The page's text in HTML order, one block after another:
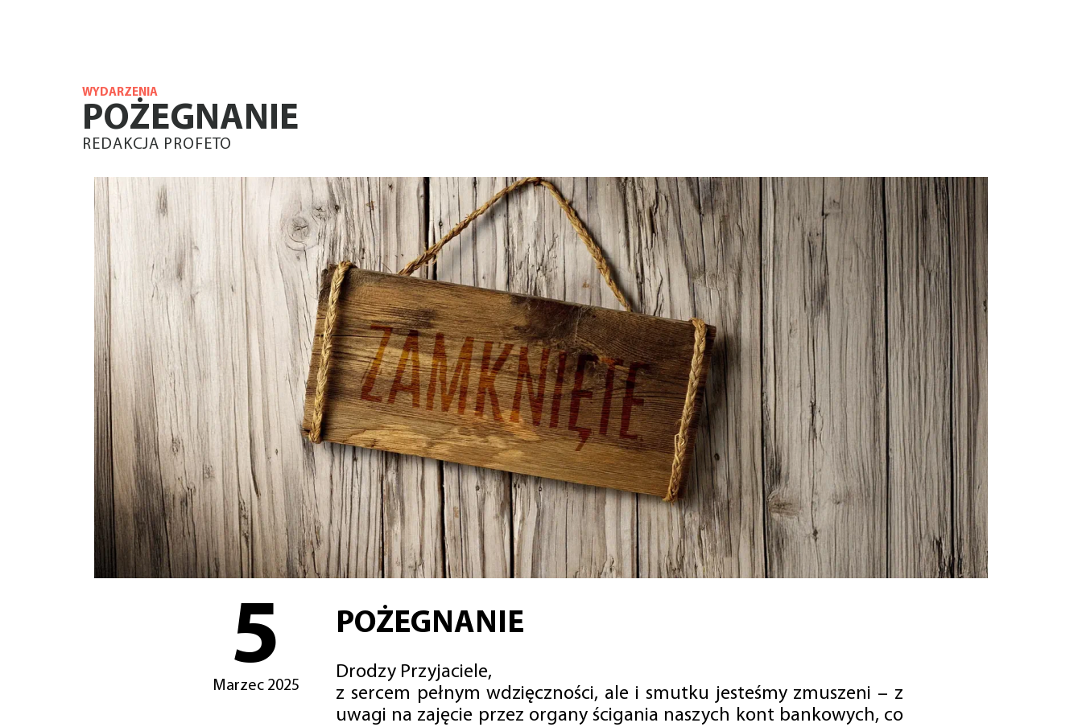
WYDARZENIA
POŻEGNANIE
REDAKCJA PROFETO
5
Marzec 2025
POŻEGNANIE
Drodzy Przyjaciele,
z sercem pełnym wdzięczności, ale i smutku jesteśmy zmuszeni – z
uwagi na zajęcie przez organy ścigania naszych kont bankowych, co